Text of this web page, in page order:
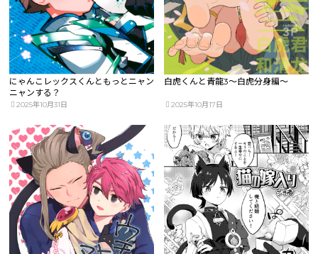
にゃんこレックスくんともっとニャン
ニャンする？
2025年10月31日
白虎くんと青龍3～白虎分身編～
2025年10月17日